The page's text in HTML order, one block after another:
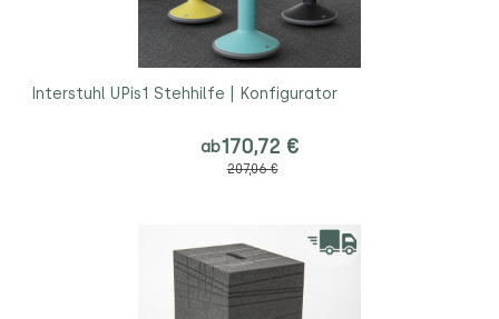
Interstuhl UPis1 Stehhilfe | Konfigurator
ab170,72 €
207,06 €